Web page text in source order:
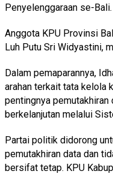
Penyelenggaraan se-Bali.
Anggota KPU Provinsi
Luh Putu Sri Widyastini,
Dalam pemaparannya,
arahan terkait tata kelola
pentingnya
berkelanjutan melalui
Partai politik didorong
pemutakhiran data dan
bersifat tetap. KPU